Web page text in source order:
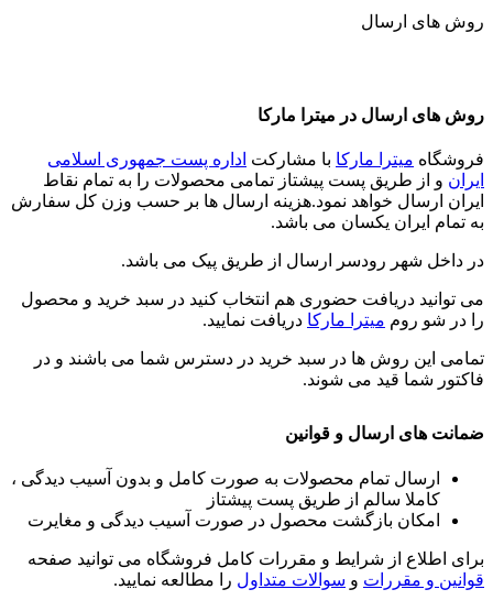
روش های ارسال
روش های ارسال در میترا مارکا
فروشگاه میترا مارکا با مشارکت اداره پست جمهوری اسلامی
ایران و از طریق پست پیشتاز تمامی محصولات را به تمام نقاط
ایران ارسال خواهد نمود.هزینه ارسال ها بر حسب وزن کل سفارش
به تمام ایران یکسان می باشد.
در داخل شهر رودسر ارسال از طریق پیک می باشد.
می توانید دریافت حضوری هم انتخاب کنید در سبد خرید و محصول
را در شو روم میترا مارکا دریافت نمایید.
تمامی این روش ها در سبد خرید در دسترس شما می باشند و در
فاکتور شما قید می شوند.
ضمانت های ارسال و قوانین
ارسال تمام محصولات به صورت کامل و بدون آسیب دیدگی ،
کاملا سالم از طریق پست پیشتاز
امکان بازگشت محصول در صورت آسیب دیدگی و مغایرت
برای اطلاع از شرایط و مقررات کامل فروشگاه می توانید صفحه
قوانین و مقررات و سوالات متداول را مطالعه نمایید.